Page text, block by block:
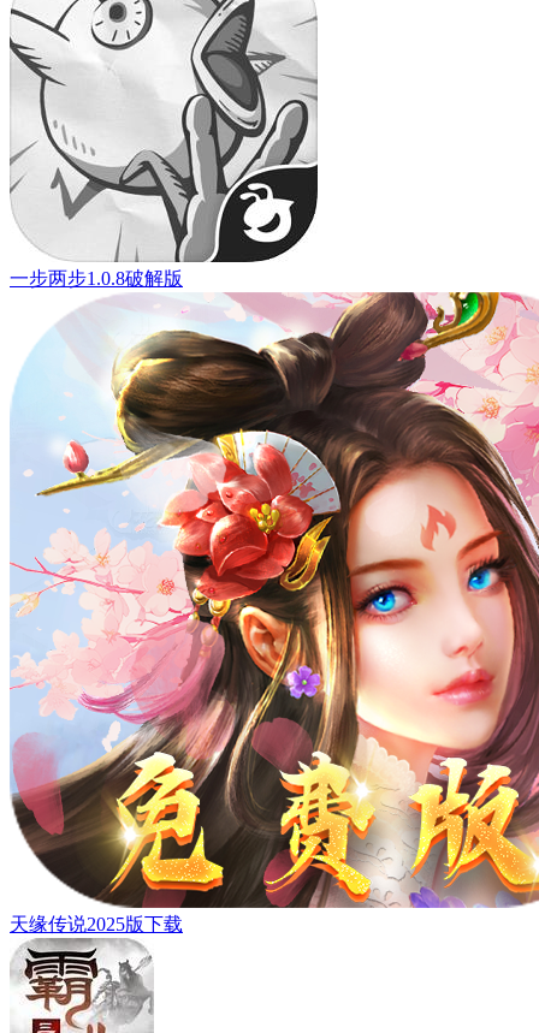
一步两步1.0.8破解版
天缘传说2025版下载